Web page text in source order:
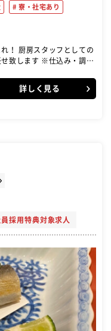
寮・社宅あり
ての
致します ※仕込み・調理
握りやその他の調理業務を
囲が広がります。 その他
の管理など、基本的な厨
詳しく見る
員採用特典対象求人